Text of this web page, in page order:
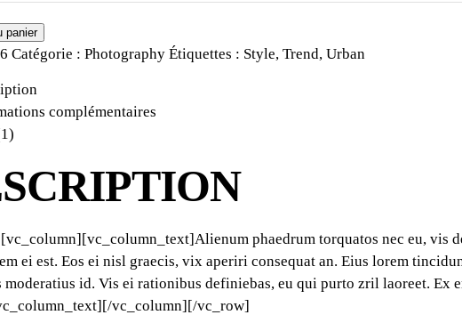
panier
Catégorie : Photography Étiquettes : Style, Trend, Urban
complémentaires
phaedrum torquatos nec eu, vis
ei est. Eos ei nisl graecis, vix aperiri consequat an. Eius lorem
moderatius id. Vis ei rationibus definiebas, eu qui purto zril laoreet.
vc_column][/vc_row]